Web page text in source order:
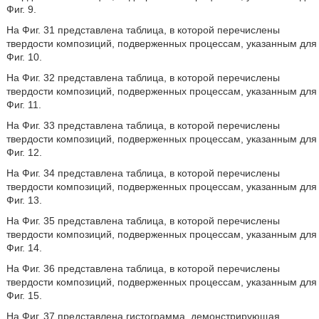
Фиг. 9.
На Фиг. 31 представлена таблица, в которой перечислены
твердости композиций, подверженных процессам, указанным для
Фиг. 10.
На Фиг. 32 представлена таблица, в которой перечислены
твердости композиций, подверженных процессам, указанным для
Фиг. 11.
На Фиг. 33 представлена таблица, в которой перечислены
твердости композиций, подверженных процессам, указанным для
Фиг. 12.
На Фиг. 34 представлена таблица, в которой перечислены
твердости композиций, подверженных процессам, указанным для
Фиг. 13.
На Фиг. 35 представлена таблица, в которой перечислены
твердости композиций, подверженных процессам, указанным для
Фиг. 14.
На Фиг. 36 представлена таблица, в которой перечислены
твердости композиций, подверженных процессам, указанным для
Фиг. 15.
На Фиг. 37 представлена гистограмма, демонстрирующая